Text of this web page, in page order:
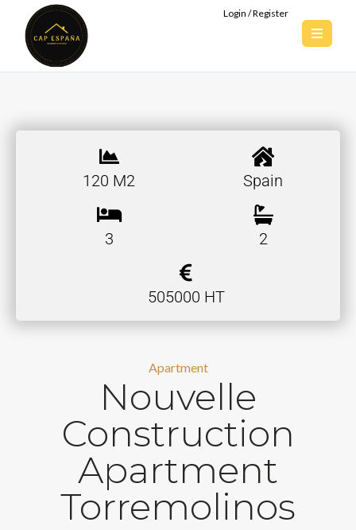
Login / Register
120 M2 Spain
3 2
505000 HT
Apartment
Nouvelle
Construction
Apartment
Torremolinos